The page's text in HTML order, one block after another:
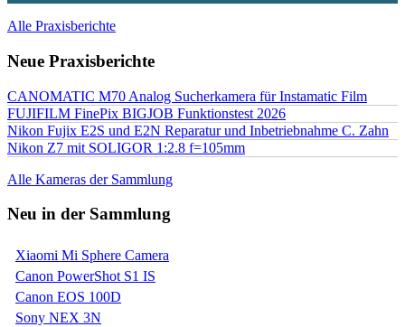
Alle Praxisberichte
Neue Praxisberichte
CANOMATIC M70 Analog Sucherkamera für Instamatic Film
FUJIFILM FinePix BIGJOB Funktionstest 2026
Nikon Fujix E2S und E2N Reparatur und Inbetriebnahme C. Zahn
Nikon Z7 mit SOLIGOR 1:2.8 f=105mm
Alle Kameras der Sammlung
Neu in der Sammlung
Xiaomi Mi Sphere Camera
Canon PowerShot S1 IS
Canon EOS 100D
Sony NEX 3N